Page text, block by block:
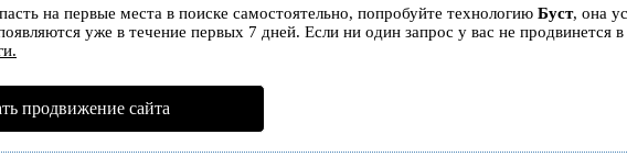
на первые места в поиске самостоятельно, попробуйте технологию Буст, она
уже в течение первых 7 дней. Если ни один запрос у вас не продвинется
продвижение сайта